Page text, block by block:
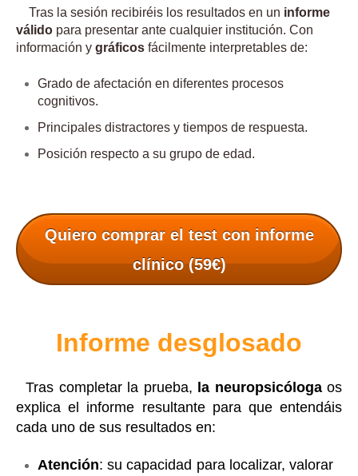
Tras la sesión recibiréis los resultados en un informe
válido para presentar ante cualquier institución. Con
información y gráficos fácilmente interpretables de:
Grado de afectación en diferentes procesos
cognitivos.
Principales distractores y tiempos de respuesta.
Posición respecto a su grupo de edad.
Quiero comprar el test con informe
clínico (59€)
Informe desglosado
Tras completar la prueba, la neuropsicóloga os
explica el informe resultante para que entendáis
cada uno de sus resultados en:
Atención: su capacidad para localizar, valorar